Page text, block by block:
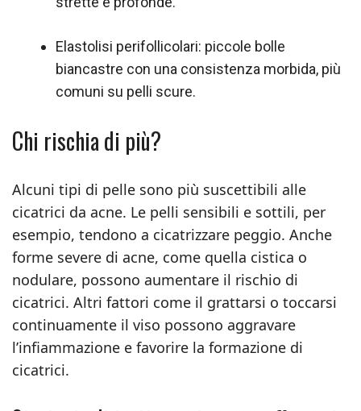
Elastolisi perifollicolari: piccole bolle
biancastre con una consistenza morbida, più
comuni su pelli scure.
Chi rischia di più?
Alcuni tipi di pelle sono più suscettibili alle
cicatrici da acne. Le pelli sensibili e sottili, per
esempio, tendono a cicatrizzare peggio. Anche
forme severe di acne, come quella cistica o
nodulare, possono aumentare il rischio di
cicatrici. Altri fattori come il grattarsi o toccarsi
continuamente il viso possono aggravare
l’infiammazione e favorire la formazione di
cicatrici.